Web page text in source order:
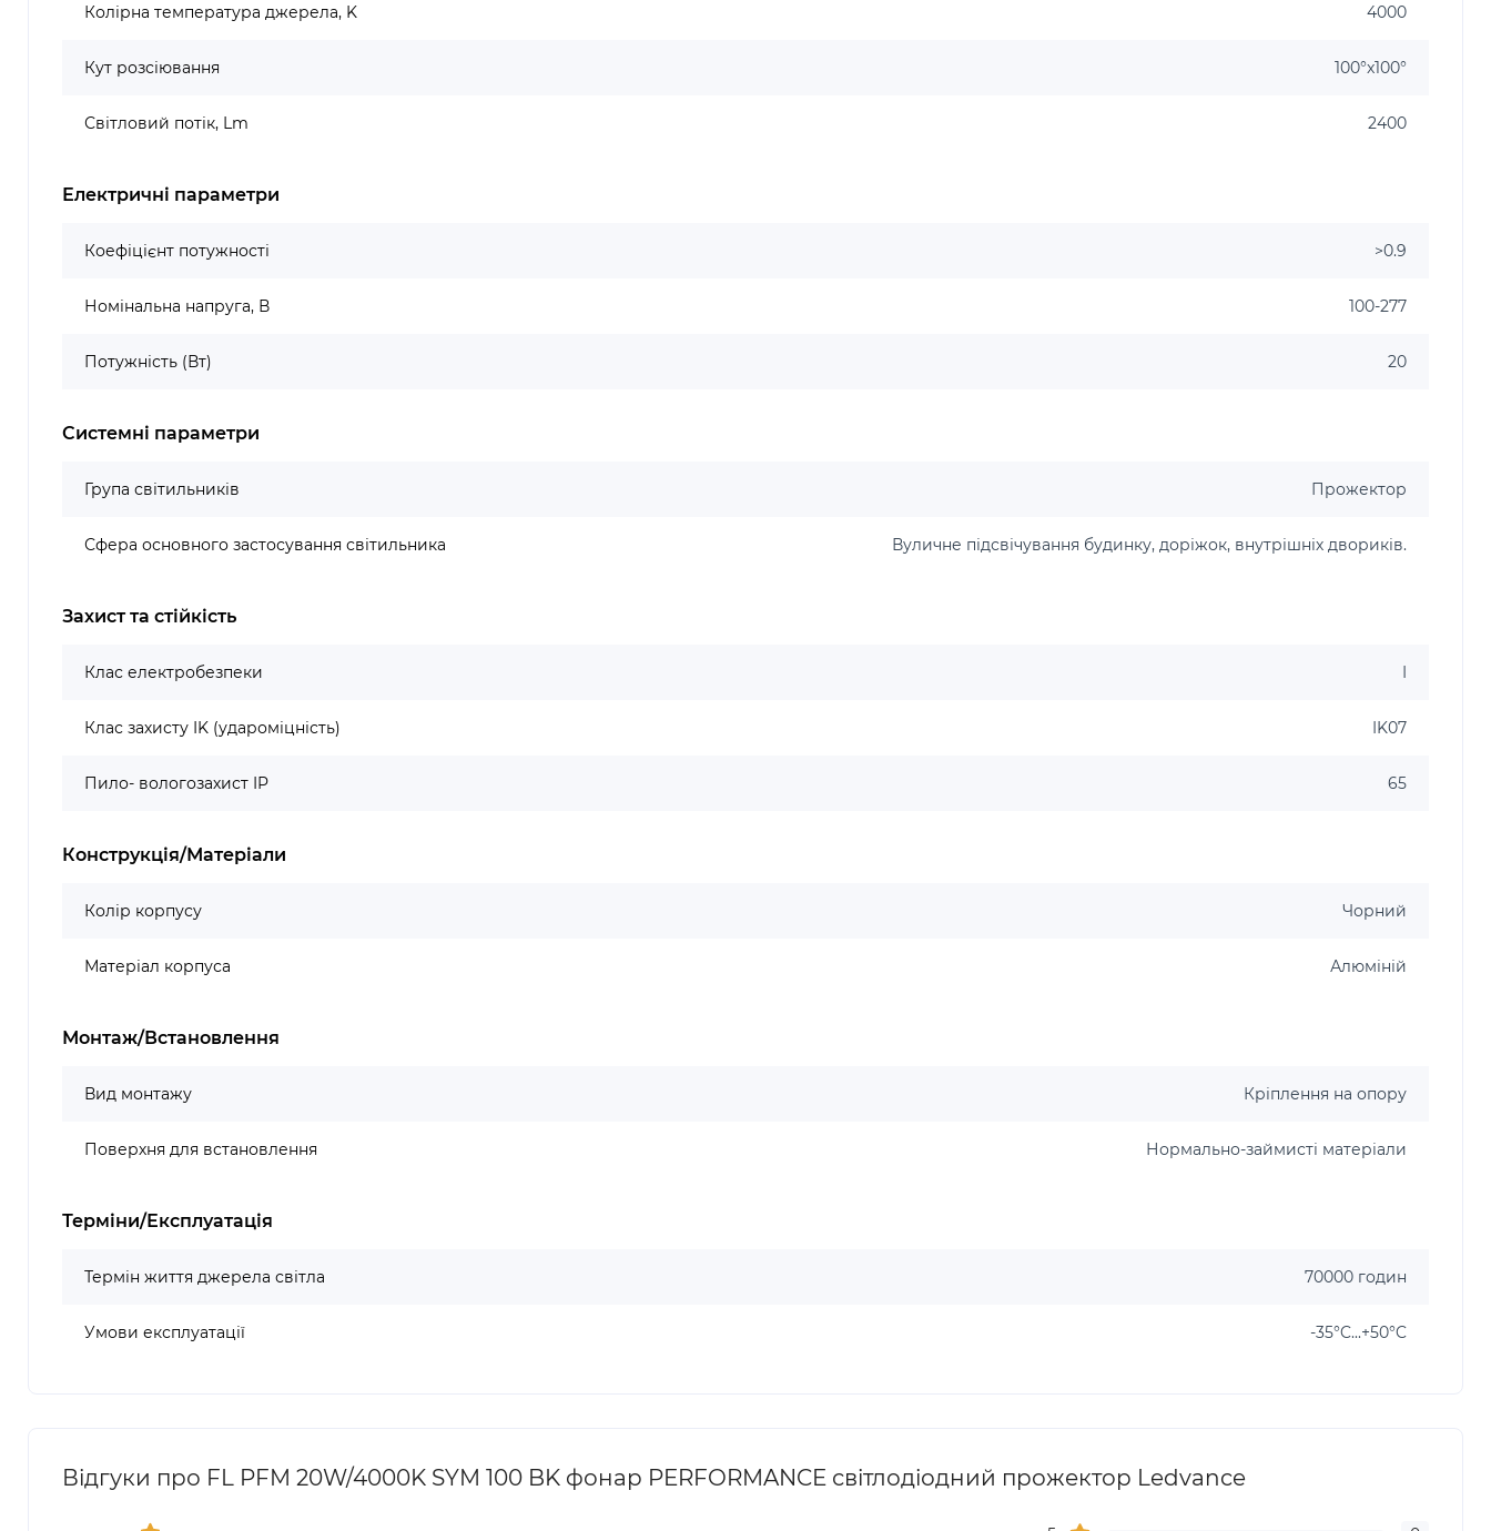
Колірна температура джерела, K 4000
Кут розсіювання 100°x100°
Світловий потік, Lm 2400
Електричні параметри
Коефіцієнт потужності >0.9
Номінальна напруга, В 100-277
Потужність (Вт) 20
Системні параметри
Група світильників Прожектор
Сфера основного застосування світильника Вуличне підсвічування будинку, доріжок, внутрішніх двориків.
Захист та стійкість
Клас електробезпеки I
Клас захисту IK (удароміцність) IK07
Пило- вологозахист IP 65
Конструкція/Матеріали
Колір корпусу Чорний
Матеріал корпуса Алюміній
Монтаж/Встановлення
Вид монтажу Кріплення на опору
Поверхня для встановлення Нормально-займисті матеріали
Терміни/Експлуатація
Термін життя джерела світла 70000 годин
Умови експлуатації -35°C...+50°C
Відгуки про FL PFM 20W/4000K SYM 100 BK фонар PERFORMANCE світлодіодний прожектор Ledvance